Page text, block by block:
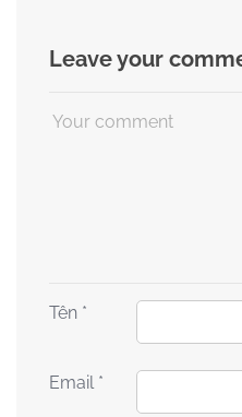
Leave your
Tên *
Email *